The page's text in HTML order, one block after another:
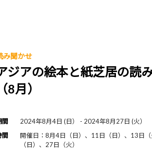
ッズコーナー
学芸スタッフ
み聞かせ
ジアの絵本と紙芝居の読
（8月）
間
2024年8月4日 (日） - 2024年8月27日 (火）
間
開催日：8月4日（日）、11日（日）、13日
（日）、27日（火）